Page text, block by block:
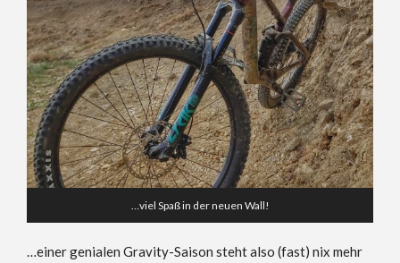
…viel Spaß in der neuen Wall!
…einer genialen Gravity-Saison steht also (fast) nix mehr